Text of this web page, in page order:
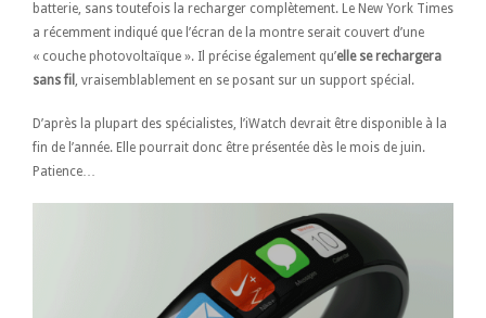
batterie, sans toutefois la recharger complètement. Le New York Times
a récemment indiqué que l’écran de la montre serait couvert d’une
« couche photovoltaïque ». Il précise également qu’elle se rechargera
sans fil , vraisemblablement en se posant sur un support spécial.
D’après la plupart des spécialistes, l’iWatch devrait être disponible à la
fin de l’année. Elle pourrait donc être présentée dès le mois de juin.
Patience…